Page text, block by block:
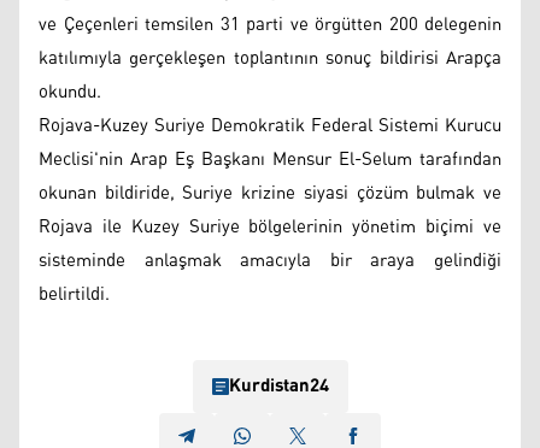
ve Çeçenleri temsilen 31 parti ve örgütten 200 delegenin
katılımıyla gerçekleşen toplantının sonuç bildirisi Arapça
okundu.
Rojava-Kuzey Suriye Demokratik Federal Sistemi Kurucu
Meclisi'nin Arap Eş Başkanı Mensur El-Selum tarafından
okunan bildiride, Suriye krizine siyasi çözüm bulmak ve
Rojava ile Kuzey Suriye bölgelerinin yönetim biçimi ve
sisteminde anlaşmak amacıyla bir araya gelindiği
belirtildi.
Kurdistan24